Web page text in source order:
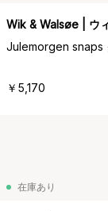
Wik & Walsøe | ウ
Julemorgen snaps
￥5,170
在庫あり